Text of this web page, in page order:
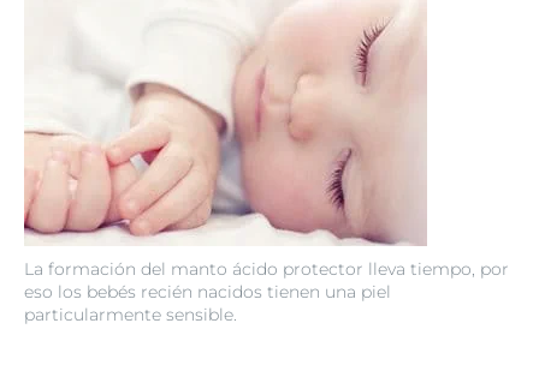
La formación del manto ácido protector lleva tiempo, por
eso los bebés recién nacidos tienen una piel
particularmente sensible.